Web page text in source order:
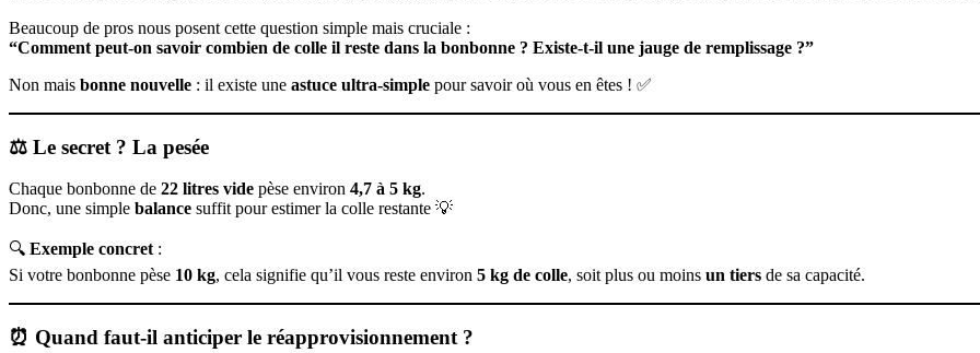
Beaucoup de pros nous posent cette question simple mais cruciale :
“Comment peut-on savoir combien de colle il reste dans la bonbonne ? Existe-t-il une jauge de remplissage ?”
Non mais bonne nouvelle : il existe une astuce ultra-simple pour savoir où vous en êtes ! ✅
⚖️ Le secret ? La pesée
Chaque bonbonne de 22 litres vide pèse environ 4,7 à 5 kg.
Donc, une simple balance suffit pour estimer la colle restante 💡
🔍 Exemple concret :
Si votre bonbonne pèse 10 kg, cela signifie qu’il vous reste environ 5 kg de colle, soit plus ou moins un tiers de sa capacité.
⏰ Quand faut-il anticiper le réapprovisionnement ?